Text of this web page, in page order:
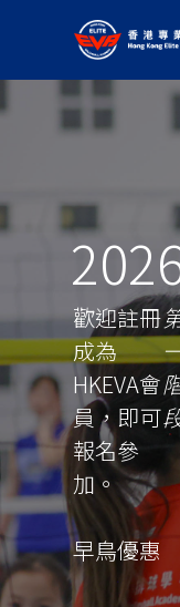
歡迎註冊
成為
HKEVA會
員，即可
報名參
加。
早鳥優惠